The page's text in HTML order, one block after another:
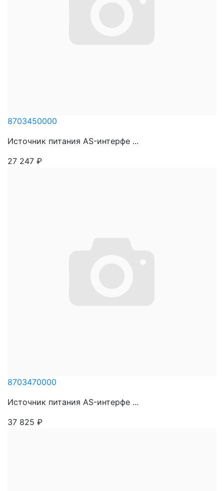
8703450000
Источник питания AS-интерфе ...
27 247 ₽
8703470000
Источник питания AS-интерфе ...
37 825 ₽